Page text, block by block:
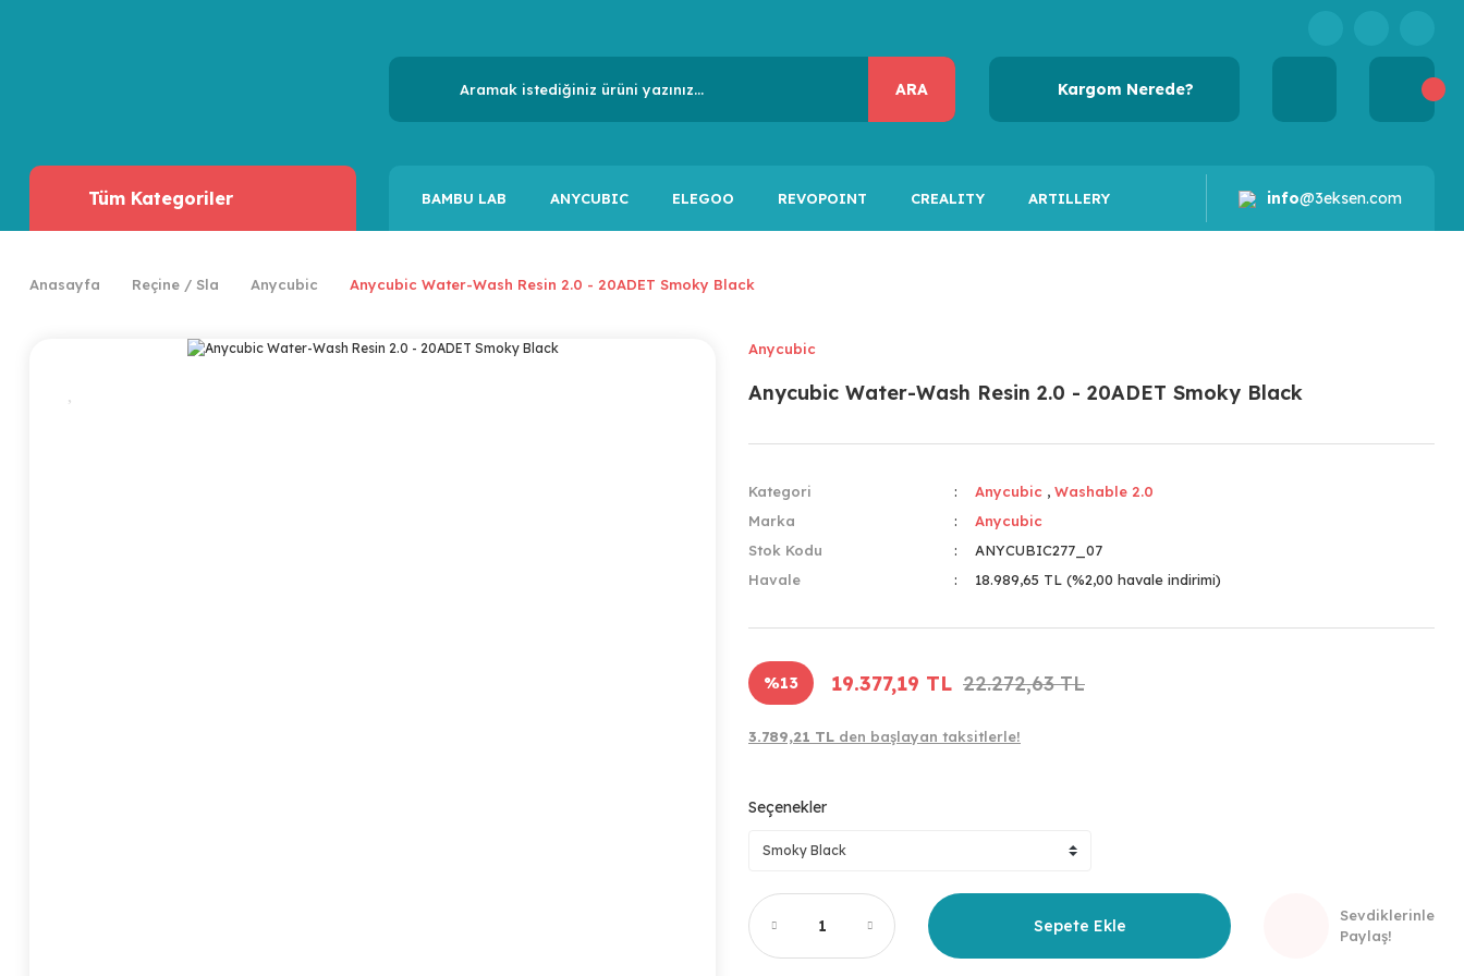
ARA Kargom Nerede?
Tüm Kategoriler BAMBU LAB ANYCUBIC ELEGOO REVOPOINT CREALITY ARTILLERY info@3eksen.com
Anasayfa Reçine / Sla Anycubic Anycubic Water-Wash Resin 2.0 - 20ADET Smoky Black
Anycubic
Anycubic Water-Wash Resin 2.0 - 20ADET Smoky Black
Kategori Anycubic , Washable 2.0
Marka
Anycubic
Stok Kodu
ANYCUBIC277_07
Havale
18.989,65 TL (%2,00 havale indirimi)
%13 19.377,19 TL 22.272,63 TL
3.789,21 TL den başlayan taksitlerle!
Seçenekler
Sepete Ekle
Sevdiklerinle
Paylaş!